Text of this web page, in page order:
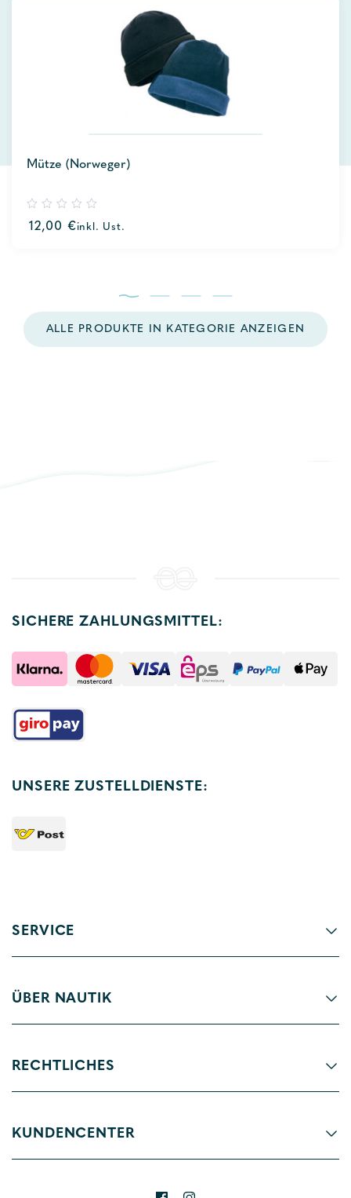
Mütze (Norweger)
out
12,00 €inkl. Ust.
ALLE PRODUKTE IN KATEGORIE ANZEIGEN
SICHERE ZAHLUNGSMITTEL:
UNSERE ZUSTELLDIENSTE:
SERVICE
ÜBER NAUTIK
RECHTLICHES
KUNDENCENTER